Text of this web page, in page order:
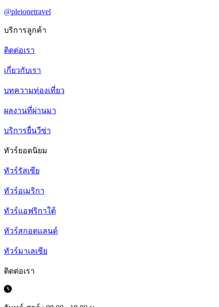
@pleionetravel
บริการลูกค้า
ติดต่อเรา
เกี่ยวกับเรา
บทความท่องเที่ยว
ผลงานที่ผ่านมา
บริการยื่นวีซ่า
ทัวร์ยอดนิยม
ทัวร์รัสเซีย
ทัวร์อเมริกา
ทัวร์แอฟริกาใต้
ทัวร์สกอตแลนด์
ทัวร์มาเลเซีย
ติดต่อเรา